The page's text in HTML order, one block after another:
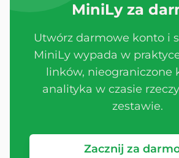
MiniLy za
Utwórz darmowe konto i
MiniLy wypada w
linków, nieograniczone
analityka w czasie
zestawie.
Zacznij za